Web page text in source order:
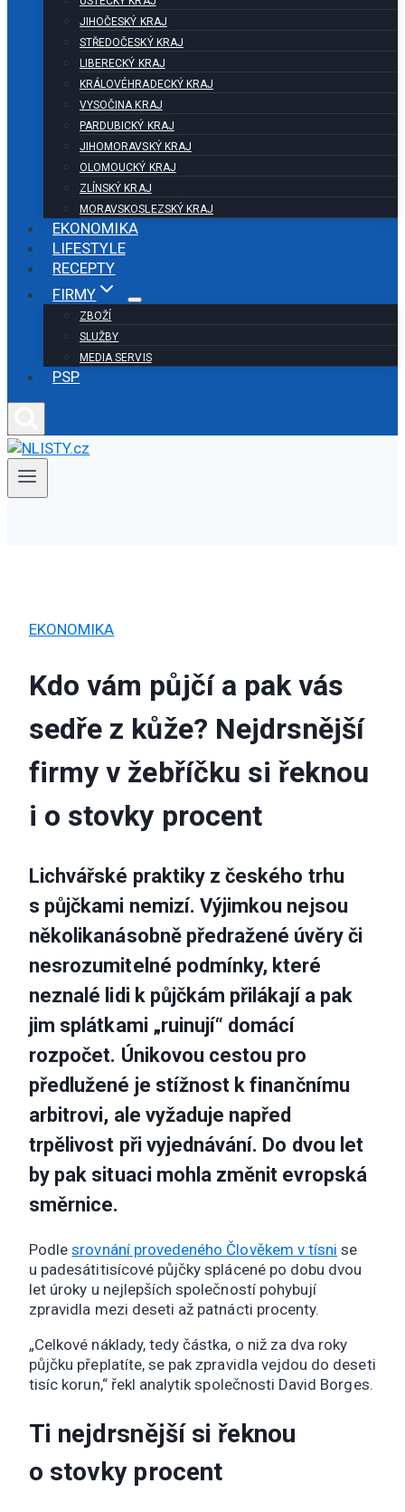
JIHOČESKÝ KRAJ
STŘEDOČESKÝ KRAJ
LIBERECKÝ KRAJ
KRÁLOVÉHRADECKÝ KRAJ
VYSOČINA KRAJ
PARDUBICKÝ KRAJ
JIHOMORAVSKÝ KRAJ
OLOMOUCKÝ KRAJ
ZLÍNSKÝ KRAJ
MORAVSKOSLEZSKÝ KRAJ
EKONOMIKA
LIFESTYLE
RECEPTY
FIRMY
ZBOŽÍ
SLUŽBY
MEDIA SERVIS
PSP
EKONOMIKA
Kdo vám půjčí a pak vás
sedře z kůže? Nejdrsnější
firmy v žebříčku si řeknou
i o stovky procent
Lichvářské praktiky z českého trhu
s půjčkami nemizí. Výjimkou nejsou
několikanásobně předražené úvěry či
nesrozumitelné podmínky, které
neznalé lidi k půjčkám přilákají a pak
jim splátkami „ruinují“ domácí
rozpočet. Únikovou cestou pro
předlužené je stížnost k finančnímu
arbitrovi, ale vyžaduje napřed
trpělivost při vyjednávání. Do dvou let
by pak situaci mohla změnit evropská
směrnice.
Podlesrovnání provedeného Člověkem v tísni se
u padesátitisícové půjčky splácené po dobu dvou
let úroky u nejlepších společností pohybují
zpravidla mezi deseti až patnácti procenty.
„Celkové náklady, tedy částka, o niž za dva roky
půjčku přeplatíte, se pak zpravidla vejdou do deseti
tisíc korun,“ řekl analytik společnosti David Borges.
Ti nejdrsnější si řeknou
o stovky procent